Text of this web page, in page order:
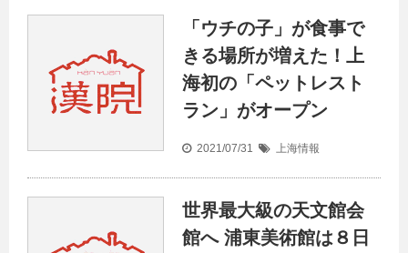
「ウチの子」が食事で
きる場所が増えた！上
海初の「ペットレスト
ラン」がオープン
2021/07/31 上海情報
世界最大級の天文館会
館へ 浦東美術館は８日